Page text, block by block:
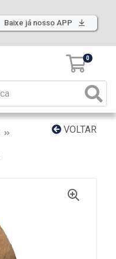
Baixe já nosso APP
0
VOLTAR